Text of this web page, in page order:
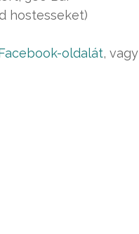
hostesseket)
oldalát, vagy